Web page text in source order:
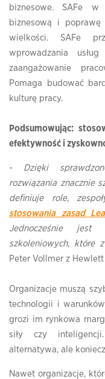
biznesowe. SAFe
biznesową i
wielkości. SAFe
wprowadzania
zaangażowanie
Pomaga budować
kulturę pracy.
Podsumowując:
efektywność i
- Dzięki
rozwiązania znacznie
definiuje role,
stosowania zasad
Jednocześnie jest
szkoleniowych, które
Peter Vollmer z
Organizacje muszą
technologii i
grozi im rynkowa
siły czy
alternatywa, ale
Nawet organizacje,